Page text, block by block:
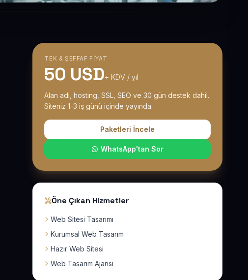
TEK & ŞEFFAF FIYAT
50 USD+ KDV / yıl
Alan adı, hosting, SSL, SEO ve 30 gün destek dahil.
Siteniz 1-3 iş günü içinde yayında.
Paketleri İncele
WhatsApp'tan Sor
Öne Çıkan Hizmetler
Web Sitesi Tasarımı
Kurumsal Web Tasarım
Hazır Web Sitesi
Web Tasarım Ajansı